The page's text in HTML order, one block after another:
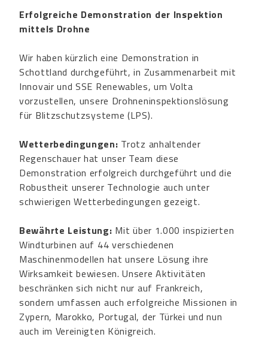
Erfolgreiche Demonstration der Inspektion
mittels Drohne
Wir haben kürzlich eine Demonstration in
Schottland durchgeführt, in Zusammenarbeit mit
Innovair und SSE Renewables, um Volta
vorzustellen, unsere Drohneninspektionslösung
für Blitzschutzsysteme (LPS).
Wetterbedingungen: Trotz anhaltender
Regenschauer hat unser Team diese
Demonstration erfolgreich durchgeführt und die
Robustheit unserer Technologie auch unter
schwierigen Wetterbedingungen gezeigt.
Bewährte Leistung: Mit über 1.000 inspizierten
Windturbinen auf 44 verschiedenen
Maschinenmodellen hat unsere Lösung ihre
Wirksamkeit bewiesen. Unsere Aktivitäten
beschränken sich nicht nur auf Frankreich,
sondern umfassen auch erfolgreiche Missionen in
Zypern, Marokko, Portugal, der Türkei und nun
auch im Vereinigten Königreich.